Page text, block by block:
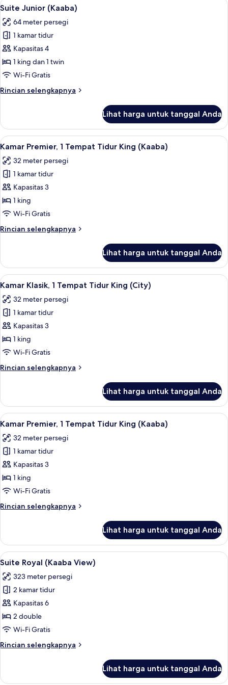
(Haram
View)
semua
foto
untuk
Suite
Junior
(Kaaba)
16
Suite Junior (Kaaba)
64 meter persegi
1 kamar tidur
Kapasitas 4
1 king dan 1 twin
Wi-Fi Gratis
Rincian selengkapnya
Rincian
Suite
Junior
(Kaaba)
Lihat harga untuk tanggal Anda
Lihat
semua
foto
untuk
Kamar
Premier,
1
Tidur
Seprai antialergi, brankas, meja
10
Kamar Premier, 1 Tempat Tidur King (Kaaba)
32 meter persegi
1 kamar tidur
Kapasitas 3
1 king
Wi-Fi Gratis
Rincian selengkapnya
Rincian
Kamar
Premier,
1
Tidur
King
Lihat harga untuk tanggal Anda
Lihat
semua
foto
untuk
Kamar
Klasik,
1
Tidur
Kamar Klasik, 1 Tempat Tidur King
10
Kamar Klasik, 1 Tempat Tidur King (City)
32 meter persegi
1 kamar tidur
Kapasitas 3
1 king
Wi-Fi Gratis
Rincian selengkapnya
Rincian
Kamar
Klasik,
1
Tidur
King
Lihat harga untuk tanggal Anda
Lihat
semua
foto
untuk
Kamar
Premier,
1
Tidur
Seprai antialergi, brankas, meja
8
Kamar Premier, 1 Tempat Tidur King (Kaaba)
32 meter persegi
1 kamar tidur
Kapasitas 3
1 king
Wi-Fi Gratis
Rincian selengkapnya
Rincian
Kamar
Premier,
1
Tidur
King
Lihat harga untuk tanggal Anda
Lihat
semua
foto
untuk
Suite
Royal
(Kaaba
Suite Royal (Kaaba View) | Seprai
11
Suite Royal (Kaaba View)
323 meter persegi
2 kamar tidur
Kapasitas 6
2 double
Wi-Fi Gratis
Rincian selengkapnya
Rincian
Suite
Lihat harga untuk tanggal Anda